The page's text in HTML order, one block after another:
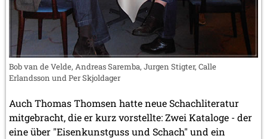
Bob van de Velde, Andreas Saremba, Jurgen Stigter, Calle
Erlandsson und Per Skjoldager
Auch Thomas Thomsen hatte neue Schachliteratur
mitgebracht, die er kurz vorstellte: Zwei Kataloge - der
eine über "Eisenkunstguss und Schach" und ein